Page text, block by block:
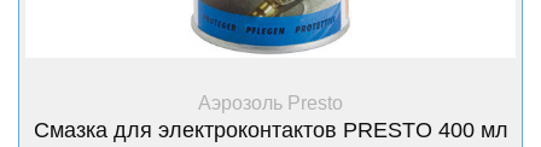
+ Купить
Аэрозоль Presto
Смазка для электроконтактов PRESTO 400 мл